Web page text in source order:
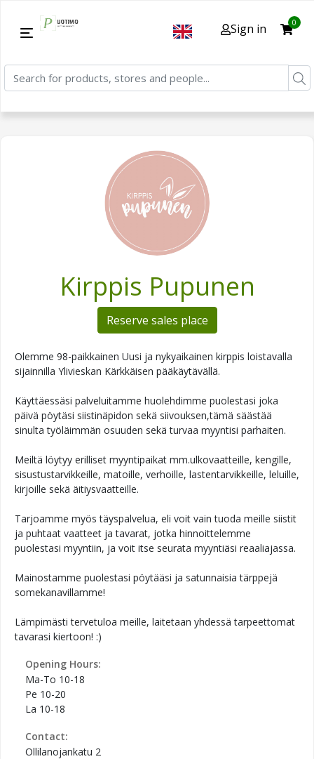
Sign in 0
Kirppis Pupunen
Reserve sales place
Olemme 98-paikkainen Uusi ja nykyaikainen kirppis loistavalla
sijainnilla Ylivieskan Kärkkäisen pääkäytävällä.
Käyttäessäsi palveluitamme huolehdimme puolestasi joka
päivä pöytäsi siistinäpidon sekä siivouksen,tämä säästää
sinulta työläimmän osuuden sekä turvaa myyntisi parhaiten.
Meiltä löytyy erilliset myyntipaikat mm.ulkovaatteille, kengille,
sisustustarvikkeille, matoille, verhoille, lastentarvikkeille, leluille,
kirjoille sekä äitiysvaatteille.
Tarjoamme myös täyspalvelua, eli voit vain tuoda meille siistit
ja puhtaat vaatteet ja tavarat, jotka hinnoittelemme
puolestasi myyntiin, ja voit itse seurata myyntiäsi reaaliajassa.
Mainostamme puolestasi pöytääsi ja satunnaisia tärppejä
somekanavillamme!
Lämpimästi tervetuloa meille, laitetaan yhdessä tarpeettomat
tavarasi kiertoon! :)
Opening Hours:
Ma-To 10-18
Pe 10-20
La 10-18
Contact:
Ollilanojankatu 2